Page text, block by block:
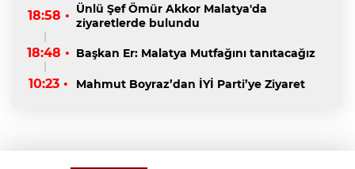
18:58 • Ünlü Şef Ömür Akkor Malatya'da
ziyaretlerde bulundu
18:48 • Başkan Er: Malatya Mutfağını tanıtacağız
10:23 • Mahmut Boyraz’dan İYİ Parti’ye Ziyaret